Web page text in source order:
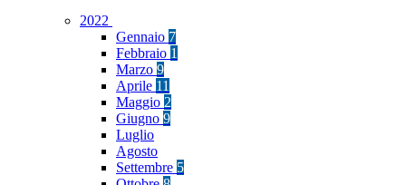
2022
Gennaio 7
Febbraio 1
Marzo 9
Aprile 11
Maggio 2
Giugno 9
Luglio
Agosto
Settembre 5